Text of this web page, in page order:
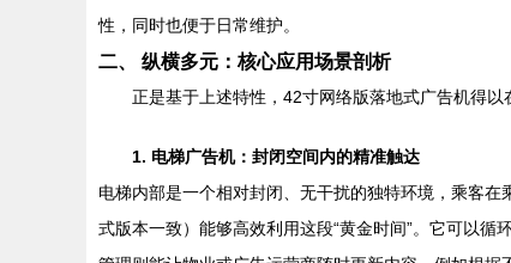
性，同时也便于日常维护。
二、 纵横多元：核心应用场景剖析
正是基于上述特性，42寸网络版落地式广告机得以
1. 电梯广告机：封闭空间内的精准触达
电梯内部是一个相对封闭、无干扰的独特环境，乘客
式版本一致）能够高效利用这段“黄金时间”。它可以